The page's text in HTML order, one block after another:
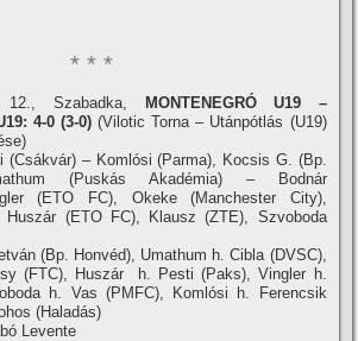
* * *
12., Szabadka,
MONTENEGRÓ U19 –
4-0 (3-0)(Vilotic Torna – Utánpótlás (U19)
(Csákvár) – Komlósi (Parma), Kocsis G. (Bp.
(Puskás Akadémia) – Bodnár
(ETO FC), Okeke (Manchester City),
(ETO FC), Klausz (ZTE), Szvoboda
(Bp. Honvéd), Umathum h. Cibla (DVSC),
(FTC), Huszár h. Pesti (Paks), Vingler h.
h. Vas (PMFC), Komlósi h. Ferencsik
(Haladás)
Levente